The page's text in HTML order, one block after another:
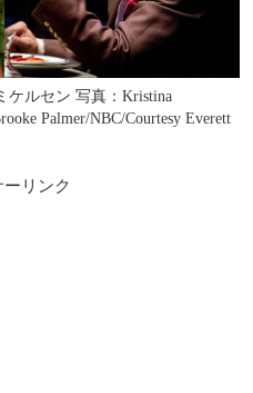
ケルセン 写真：Kristina
Palmer/NBC/Courtesy Everett
ーリンク